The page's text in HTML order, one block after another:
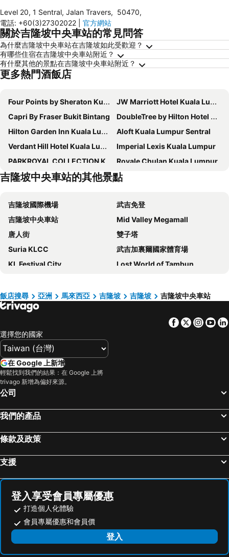
Level 20, 1 Sentral, Jalan Travers, 50470,
電話: +60(3)27302022 官方網站
關於吉隆坡中央車站的常見問答
為什麼吉隆坡中央車站在吉隆坡如此受歡迎？
有哪些住宿在吉隆坡中央車站附近？
有什麼其他的景點在吉隆坡中央車站附近？
更多熱門酒飯店
Four Points by Sheraton Kuala Lumpur, Chinatown
JW Marriott Hotel Kuala Lumpur
Capri By Fraser Bukit Bintang
DoubleTree by Hilton Hotel Kuala Lumpur
Hilton Garden Inn Kuala Lumpur Jalan Tuanku Abdul Rahman North
Aloft Kuala Lumpur Sentral
Verdant Hill Hotel Kuala Lumpur
Imperial Lexis Kuala Lumpur
PARKROYAL COLLECTION Kuala Lumpur
Royale Chulan Kuala Lumpur
吉隆坡帝盛酒店
Santa Grand Signature Kuala Lumpur
Traders Kuala Lumpur
Oasia Suites Kuala Lumpur by Far East Hospitality
Sunway Putra Hotel Kuala Lumpur
Concorde Hotel Kuala Lumpur
The Ritz-Carlton, Kuala Lumpur
Hotel Royal Signature
WOLO Kuala Lumpur
Sheraton Imperial Kuala Lumpur Hotel
Easy Hotel KL Sentral
Grand Hyatt Kuala Lumpur
Mandarin Oriental, Kuala Lumpur
Cititel Mid Valley
Sleeping Lion Suites
Hilton Garden Inn Kuala Lumpur Jalan Tuanku Abdul Rahman South
Hotel Indigo Kuala Lumpur on the Park by IHG
Hilton Kuala Lumpur
Novotel Kuala Lumpur City Centre
The RuMa Hotel and Residences
PARKROYAL Serviced Suites Kuala Lumpur
Ahyu Hotel
Wyndham Suites KLCC
INNSiDE by Meliá Kuala Lumpur Cheras
Furama Bukit Bintang
Metro Hotel @ KL Sentral
The St. Regis Kuala Lumpur
M&M Hotel
M & M Kl Sentral
吉隆坡中央車站的其他景點
吉隆坡國際機場
武吉免登
吉隆坡中央車站
Mid Valley Megamall
唐人街
雙子塔
Suria KLCC
武吉加裏爾國家體育場
KL Festival City
Lost World of Tambun
Sunway Pyramid Shopping Centre
荷蘭紅屋
鷄場街步行道
Jalan Tun Razak
Sunway Lagoon Theme Park
Melaka's towers
KLIA Ekspres
Pasar Seni
SMART Motorway
Muzium Kesenian Islam Malaysia
舊中央車站
國家清真寺
Little India
獨立廣場
Kuala Gandah Elephant Conservation Centre
One Utama Shopping Centre
The Curve
Bukit Melawati
Taman Negara National Park
A'Famosa
飯店搜尋 亞洲 馬來西亞 吉隆坡 吉隆坡 吉隆坡中央車站
Facebook
Twitter
選擇您的國家
在 Google 上新增
輕鬆找到我們的結果：在 Google 上將
trivago 新增為偏好來源。
公司
我們的產品
條款及政策
支援
登入享受會員專屬優惠
打造個人化體驗
會員專屬優惠和會員價
登入